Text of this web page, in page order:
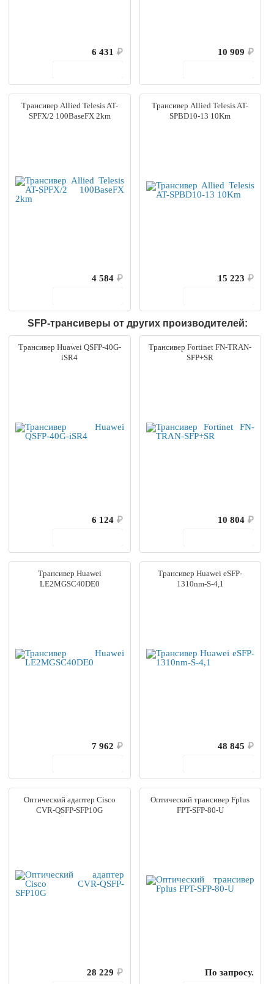
6 431 ₽
10 909 ₽
Трансивер Allied Telesis AT-
SPFX/2 100BaseFX 2km
4 584 ₽
Трансивер Allied Telesis AT-
SPBD10-13 10Km
15 223 ₽
SFP-трансиверы от других производителей:
Трансивер Huawei QSFP-40G-
iSR4
6 124 ₽
Трансивер Fortinet FN-TRAN-
SFP+SR
10 804 ₽
Трансивер Huawei
LE2MGSC40DE0
7 962 ₽
Трансивер Huawei eSFP-
1310nm-S-4,1
48 845 ₽
Оптический адаптер Cisco
CVR-QSFP-SFP10G
28 229 ₽
Оптический трансивер Fplus
FPT-SFP-80-U
По запросу.